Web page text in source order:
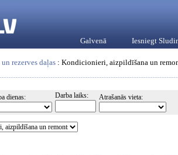
Galvenā Iesniegt
rezerves daļas : Kondicionieri, aizpildīšana un
dienas: Darba laiks: Atrašanās vieta: